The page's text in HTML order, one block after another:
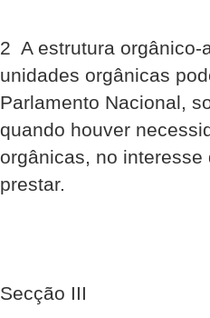
2  A estrutura
unidades orgânicas
Parlamento Nacional,
quando houver
orgânicas, no
prestar.
Secção III